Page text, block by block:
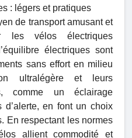
: légers et pratiques
de transport amusant et
les vélos électriques
électriques sont
sans effort en milieu
ultralégère et leurs
comme un éclairage
d’alerte, en font un choix
En respectant les normes
allient commodité et